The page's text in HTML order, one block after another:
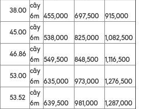
38.00
cây
6m 455,000 697,500
915,000
45.00
cây
6m 538,000 825,000
1,082,500
46.86
cây
6m 549,500 848,500
1,116,500
53.00
cây
6m 635,000 973,000
1,276,500
53.52
cây
6m 639,500 981,000
1,287,000